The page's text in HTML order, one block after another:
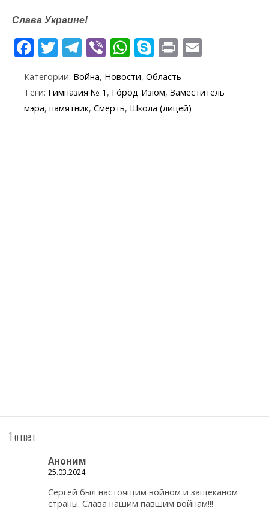
Слава Украине!
F
e
b
T
itt
er
T
el
e
gr
Vi
er
W
at
s
S
k
y
p
Pr
t ai
Категории: Война, Новости, Область
Теги: Гимназия № 1 , Го́род Изюм, Заместитель
мэра, памятник, Смерть, Школа (лицей)
1 ответ
Аноним
25.03.2024
Сергей был настоящим войном и защеканом
страны. Слава нашим павшим войнам!!!